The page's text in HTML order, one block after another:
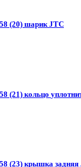
(20) шарик JTC
(21) кольцо
(23) крышка задняя